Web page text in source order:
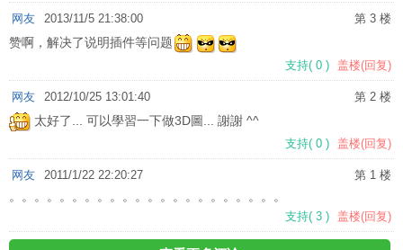
第 3 楼
网友 2013/11/5 21:38:00
赞啊，解决了说明插件等问题
支持( 0 ) 盖楼(回复)
第 2 楼
网友 2012/10/25 13:01:40
太好了... 可以學習一下做3D圖... 謝謝 ^^
支持( 0 ) 盖楼(回复)
第 1 楼
网友 2011/1/22 22:20:27
。。。。。。。。。。。。。。。。。。。。。。
支持( 3 ) 盖楼(回复)